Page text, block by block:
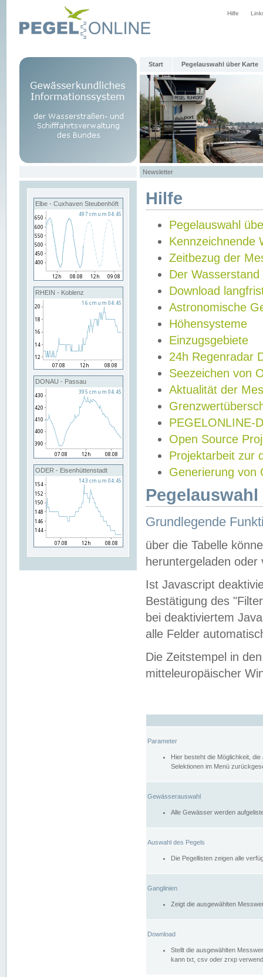
Hilfe
Start Pegelauswahl über Karte
Newsletter
Elbe - Cuxhaven Steubenhöft
RHEIN - Koblenz
DONAU - Passau
ODER - Eisenhüttenstadt
Hilfe
Pegelauswahl
Kennzeichnende
Zeitbezug der
Der Wasserstand
Download
Astronomische
Höhensysteme
Einzugsgebiete
24h Regenradar
Seezeichen von
Aktualität der
PEGELONLINE-
Open Source
Projektarbeit zur
Generierung von
Grundlegende
über die Tabelle
heruntergeladen oder
Ist Javascript
Bestätigung des
bei deaktiviertem
alle Felder
Die Zeitstempel in
mitteleuropäischer
Parameter
Hier besteht die Möglichkeit,
Selektionen im Menü
Gewässerauswahl
Alle Gewässer werden
Auswahl des Pegels
Die Pegellisten zeigen alle
Ganglinien
Zeigt die ausgewählten
Download
Stellt die ausgewählten
kann txt, csv oder zrxp